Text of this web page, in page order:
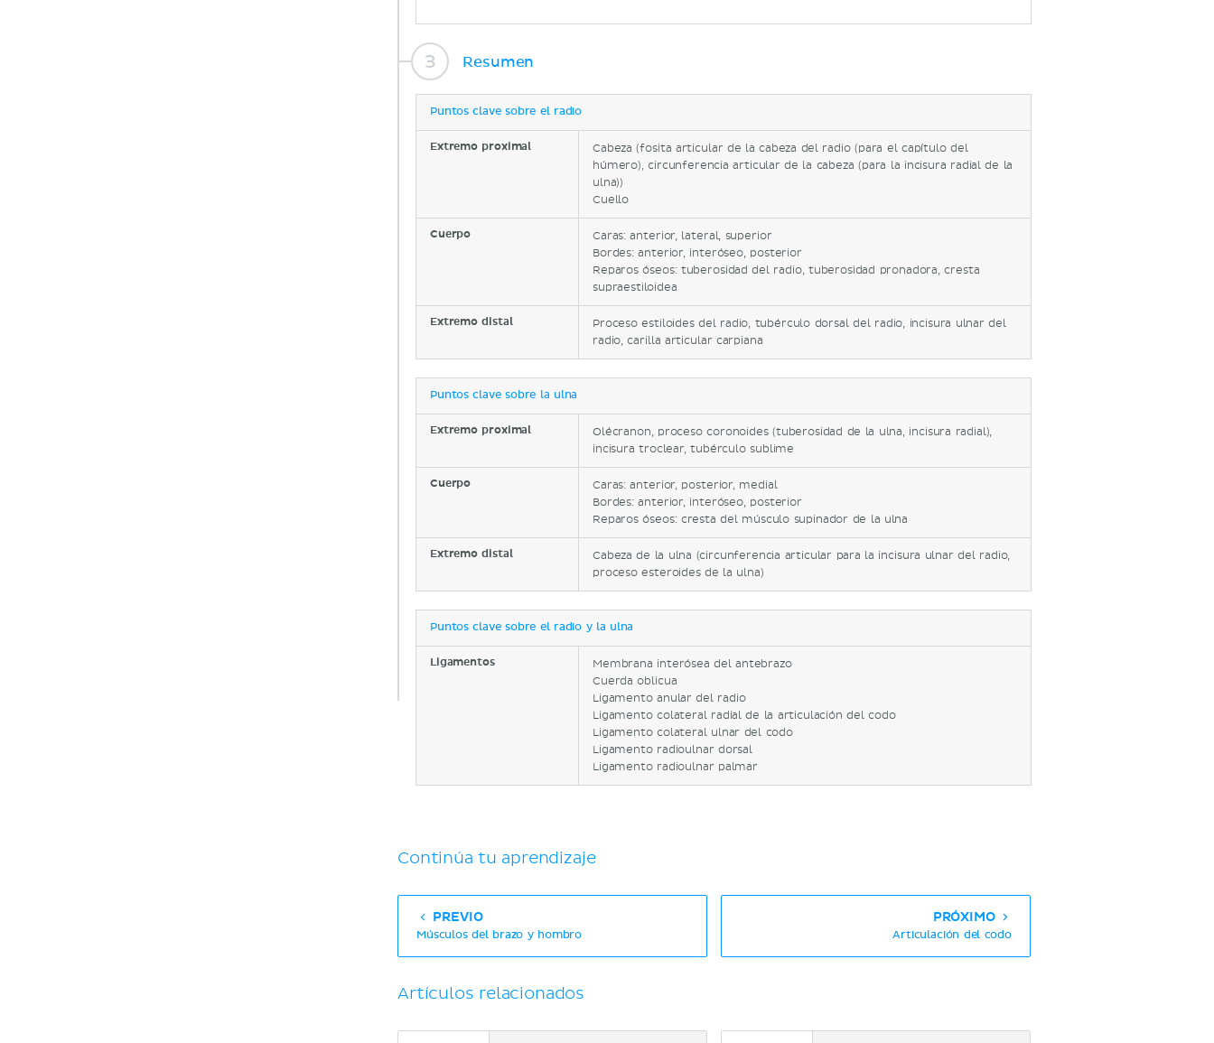
Resumen
Puntos clave sobre el radio
Extremo proximal
Cabeza (fosita articular de la cabeza del radio (para el capítulo del
húmero), circunferencia articular de la cabeza (para la incisura radial de la
ulna))
Cuello
Cuerpo
Caras: anterior, lateral, superior
Bordes: anterior, interóseo, posterior
Reparos óseos: tuberosidad del radio, tuberosidad pronadora, cresta
supraestiloidea
Extremo distal
Proceso estiloides del radio, tubérculo dorsal del radio, incisura ulnar del
radio, carilla articular carpiana
Puntos clave sobre la ulna
Extremo proximal
Olécranon, proceso coronoides (tuberosidad de la ulna, incisura radial),
incisura troclear, tubérculo sublime
Cuerpo
Caras: anterior, posterior, medial
Bordes: anterior, interóseo, posterior
Reparos óseos: cresta del músculo supinador de la ulna
Extremo distal
Cabeza de la ulna (circunferencia articular para la incisura ulnar del radio,
proceso esteroides de la ulna)
Puntos clave sobre el radio y la ulna
Ligamentos
Membrana interósea del antebrazo
Cuerda oblicua
Ligamento anular del radio
Ligamento colateral radial de la articulación del codo
Ligamento colateral ulnar del codo
Ligamento radioulnar dorsal
Ligamento radioulnar palmar
Continúa tu aprendizaje
PREVIO
Músculos del brazo y hombro
PRÓXIMO
Articulación del codo
Artículos relacionados